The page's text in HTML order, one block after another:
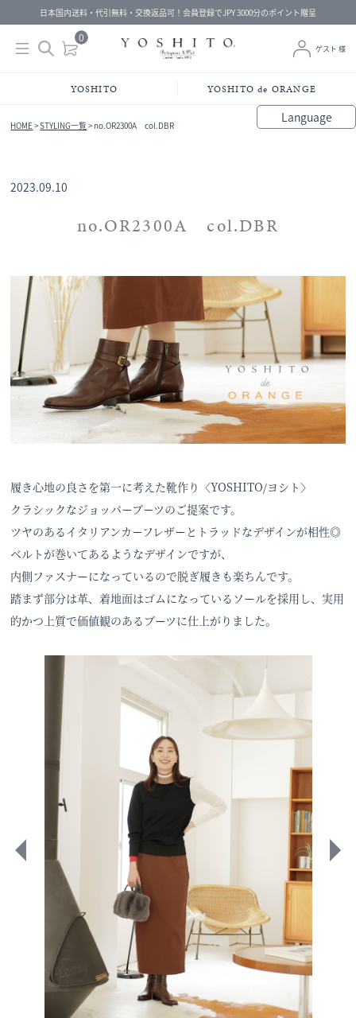
日本国内送料・代引無料・交換返品可！会員登録でJPY 3000分のポイント贈呈
YOSHITO YOSHITO de ORANGE
Language
HOME>STYLING一覧> no.OR2300A col.DBR
2023.09.10
no.OR2300A col.DBR
履き心地の良さを第一に考えた靴作り〈YOSHITO/ヨシト〉
クラシックなジョッパーブーツのご提案です。
ツヤのあるイタリアンカーフレザーとトラッドなデザインが相性◎
ベルトが巻いてあるようなデザインですが、
内側ファスナーになっているので脱ぎ履きも楽ちんです。
踏まず部分は革、着地面はゴムになっているソールを採用し、実用
的かつ上質で価値観のあるブーツに仕上がりました。